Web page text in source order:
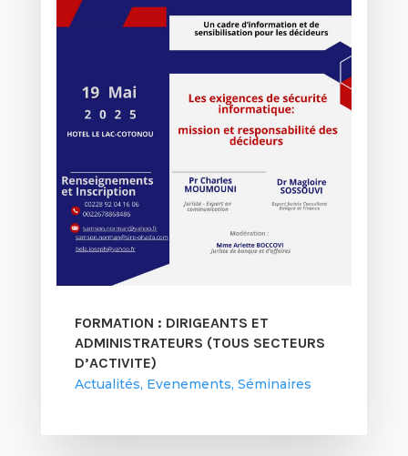
FORMATION : DIRIGEANTS ET
ADMINISTRATEURS (TOUS SECTEURS
D’ACTIVITE)
Actualités, Evenements, Séminaires